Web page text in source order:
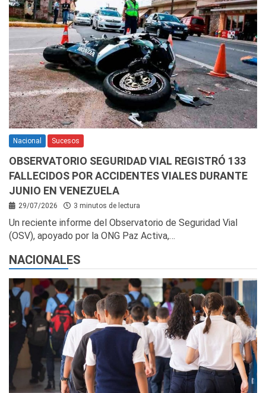
Nacional Sucesos
OBSERVATORIO SEGURIDAD VIAL REGISTRÓ 133
FALLECIDOS POR ACCIDENTES VIALES DURANTE
JUNIO EN VENEZUELA
29/07/2026 3 minutos de lectura
Un reciente informe del Observatorio de Seguridad Vial
(OSV), apoyado por la ONG Paz Activa,…
NACIONALES